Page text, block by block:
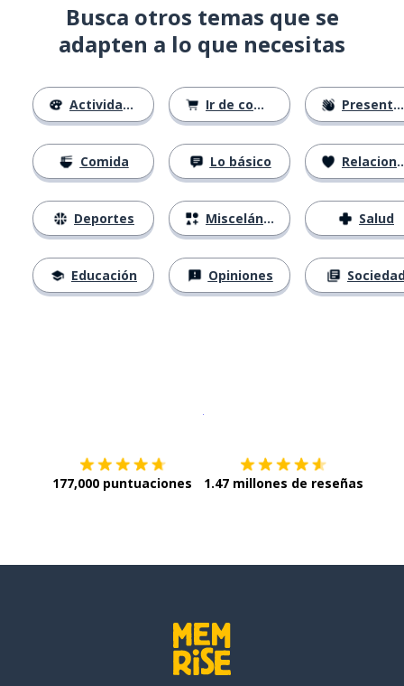
Busca otros temas que se
adapten a lo que necesitas
Actividades
Comida
Deportes
Educación
Ir de compras
Lo básico
Misceláneo
Opiniones
Presentándose
Relaciones
Salud
177,000 puntuaciones 1.47 millones de reseñas